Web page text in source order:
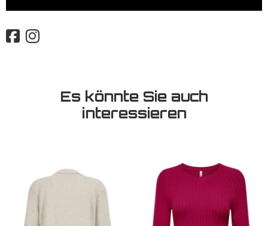
Es könnte Sie auch
interessieren